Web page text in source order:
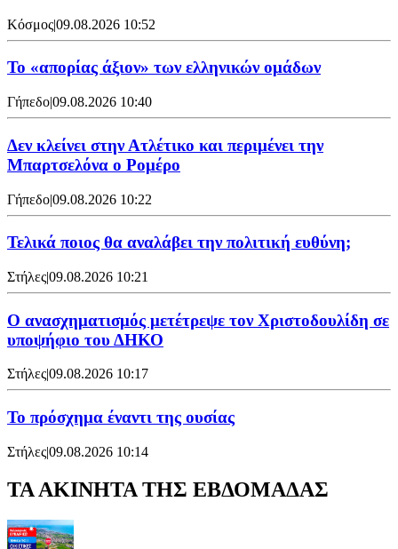
Κόσμος|09.08.2026 10:52
Το «απορίας άξιον» των ελληνικών ομάδων
Γήπεδο|09.08.2026 10:40
Δεν κλείνει στην Ατλέτικο και περιμένει την
Μπαρτσελόνα ο Ρομέρο
Γήπεδο|09.08.2026 10:22
Τελικά ποιος θα αναλάβει την πολιτική ευθύνη;
Στήλες|09.08.2026 10:21
Ο ανασχηματισμός μετέτρεψε τον Χριστοδουλίδη σε
υποψήφιο του ΔΗΚΟ
Στήλες|09.08.2026 10:17
Το πρόσχημα έναντι της ουσίας
Στήλες|09.08.2026 10:14
ΤΑ ΑΚΙΝΗΤΑ ΤΗΣ ΕΒΔΟΜΑΔΑΣ